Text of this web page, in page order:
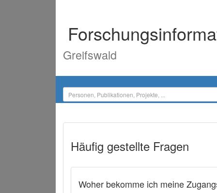
Greifswald
Häufig gestellte Fragen
Woher bekomme ich meine